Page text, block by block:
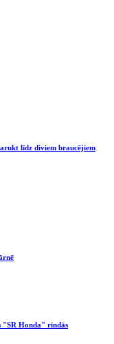
līdz diviem braucējiem
"SR Honda" rindās